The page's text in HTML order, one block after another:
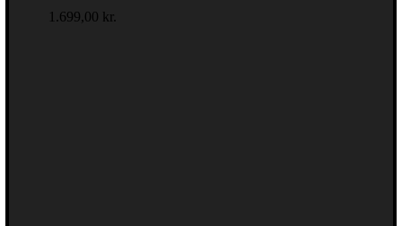
1.699,00 kr.